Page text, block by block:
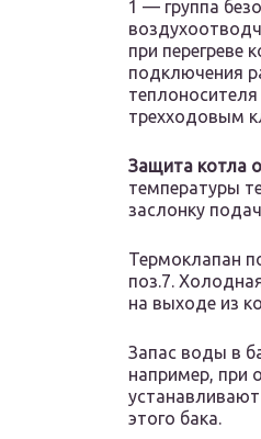
1 — группа
при перегреве
подключения
трехходовым
Защита котла
температуры
заслонку
Термоклапан
поз.7.
на выходе из
Запас воды в
например, при
этого бака.